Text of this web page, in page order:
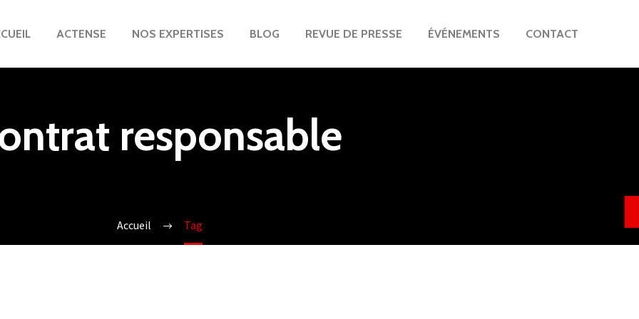
ACTENSE NOS EXPERTISES BLOG REVUE DE PRESSE ÉVÉNEMENTS CONTACT
responsable
Accueil Tag